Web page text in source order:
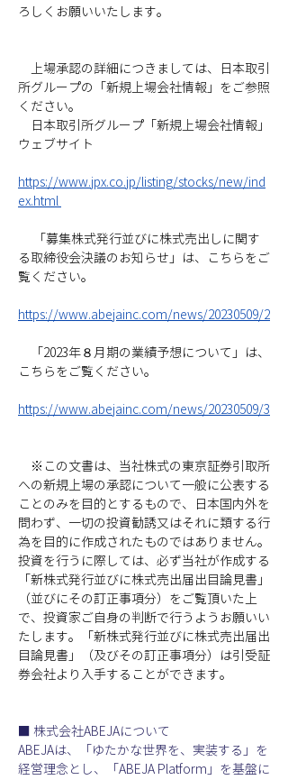
ろしくお願いいたします。
上場承認の詳細につきましては、日本取引
所グループの「新規上場会社情報」をご参照
ください。
日本取引所グループ「新規上場会社情報」
ウェブサイト
https://www.jpx.co.jp/listing/stocks/new/ind
ex.html
「募集株式発行並びに株式売出しに関す
る取締役会決議のお知らせ」は、こちらをご
覧ください。
https://www.abejainc.com/news/20230509/2
「2023年８月期の業績予想について」は、
こちらをご覧ください。
https://www.abejainc.com/news/20230509/3
※この文書は、当社株式の東京証券引取所
への新規上場の承認について一般に公表する
ことのみを目的とするもので、日本国内外を
問わず、一切の投資勧誘又はそれに類する行
為を目的に作成されたものではありません。
投資を行うに際しては、必ず当社が作成する
「新株式発行並びに株式売出届出目論見書」
（並びにその訂正事項分）をご覧頂いた上
で、投資家ご自身の判断で行うようお願いい
たします。「新株式発行並びに株式売出届出
目論見書」（及びその訂正事項分）は引受証
券会社より入手することができます。
■ 株式会社ABEJAについて
ABEJAは、「ゆたかな世界を、実装する」を
経営理念とし、「ABEJA Platform」を基盤に